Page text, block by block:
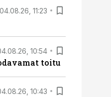
04.08.26, 11:23
10:54
toitu
10:43